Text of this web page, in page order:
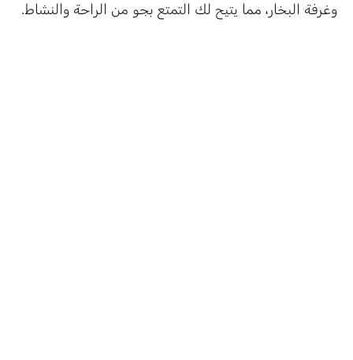
وغرفة البخار، مما يتيح لك التمتع بجو من الراحة والنشاط.